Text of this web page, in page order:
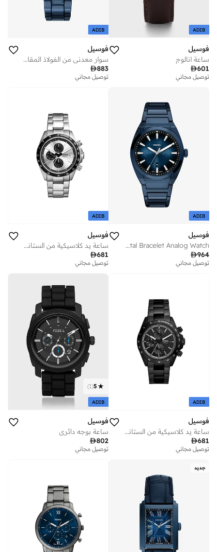
ADIB
فوسيل
ساعة انالوج
601
توصيل مجاني
ADIB
فوسيل
سوار معدني من الفولاذ المقاوم للصدأ وساعة تناظرية
883
توصيل مجاني
ADIB
فوسيل
Stainless Steel Metal Bracelet Analog Watch
964
توصيل مجاني
ADIB
فوسيل
ساعة يد كلاسيكية من الستانلس ستيل بعقارب
681
توصيل مجاني
ADIB
فوسيل
ساعة يد كلاسيكية من الستانلس ستيل بعقارب
681
توصيل مجاني
5
(
1
)
ADIB
فوسيل
ساعة بوجه دائري
802
توصيل مجاني
جديد